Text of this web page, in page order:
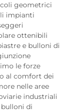
geometrici
impianti
ottenibili
e bulloni di
le forze
al comfort dei
nelle aree
industriali
di